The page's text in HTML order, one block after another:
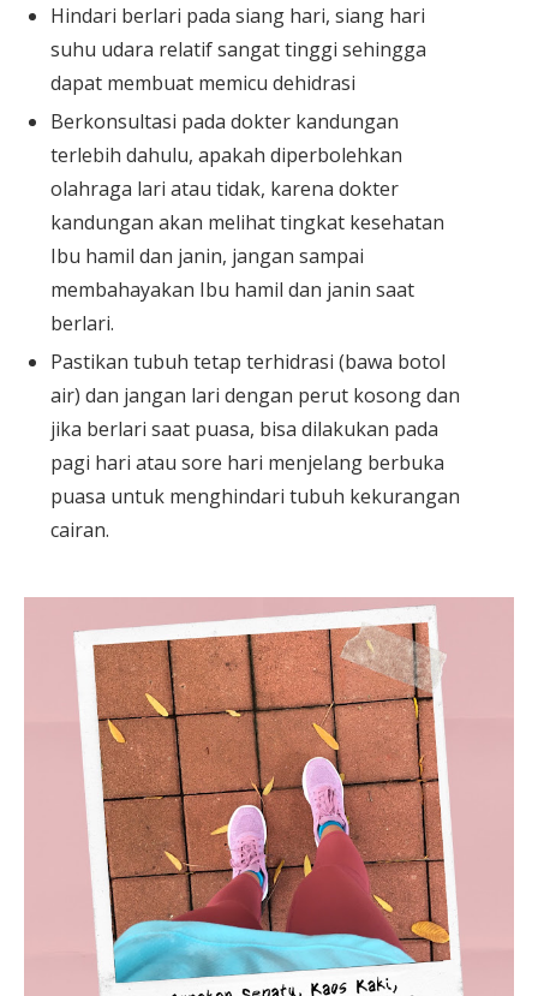
Hindari berlari pada siang hari, siang hari
suhu udara relatif sangat tinggi sehingga
dapat membuat memicu dehidrasi
Berkonsultasi pada dokter kandungan
terlebih dahulu, apakah diperbolehkan
olahraga lari atau tidak, karena dokter
kandungan akan melihat tingkat kesehatan
Ibu hamil dan janin, jangan sampai
membahayakan Ibu hamil dan janin saat
berlari.
Pastikan tubuh tetap terhidrasi (bawa botol
air) dan jangan lari dengan perut kosong dan
jika berlari saat puasa, bisa dilakukan pada
pagi hari atau sore hari menjelang berbuka
puasa untuk menghindari tubuh kekurangan
cairan.